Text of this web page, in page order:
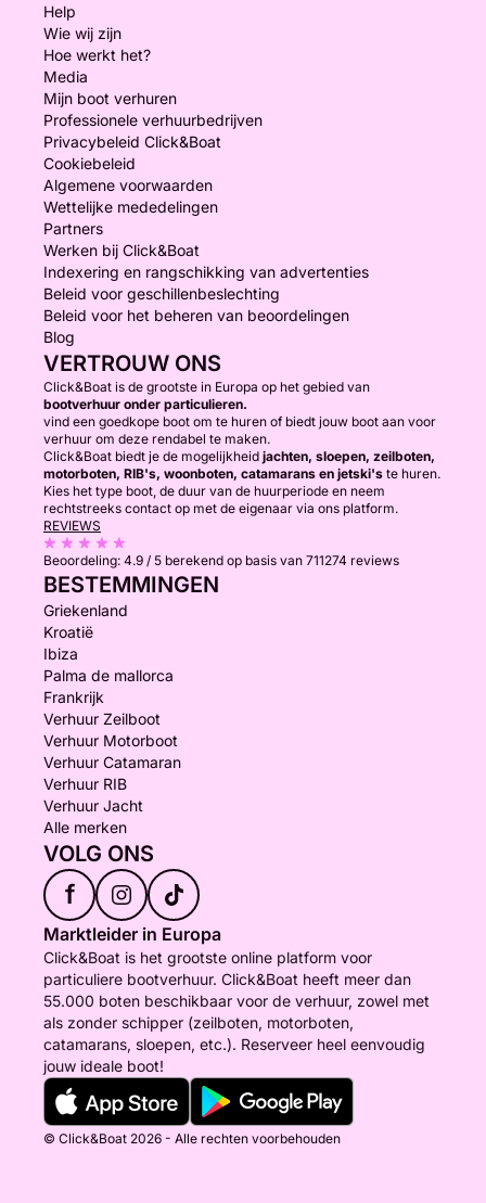
Help
Wie wij zijn
Hoe werkt het?
Media
Mijn boot verhuren
Professionele verhuurbedrijven
Privacybeleid Click&Boat
Cookiebeleid
Algemene voorwaarden
Wettelijke mededelingen
Partners
Werken bij Click&Boat
Indexering en rangschikking van advertenties
Beleid voor geschillenbeslechting
Beleid voor het beheren van beoordelingen
Blog
VERTROUW ONS
Click&Boat is de grootste in Europa op het gebied van
bootverhuur onder particulieren.
vind een goedkope boot om te huren of biedt jouw boot aan voor
verhuur om deze rendabel te maken.
Click&Boat biedt je de mogelijkheid jachten, sloepen, zeilboten,
motorboten, RIB's, woonboten, catamarans en jetski's te huren.
Kies het type boot, de duur van de huurperiode en neem
rechtstreeks contact op met de eigenaar via ons platform.
REVIEWS
Beoordeling: 4.9 / 5 berekend op basis van 711274 reviews
BESTEMMINGEN
Griekenland
Kroatië
Ibiza
Palma de mallorca
Frankrijk
Verhuur Zeilboot
Verhuur Motorboot
Verhuur Catamaran
Verhuur RIB
Verhuur Jacht
Alle merken
VOLG ONS
f
Marktleider in Europa
Click&Boat is het grootste online platform voor
particuliere bootverhuur. Click&Boat heeft meer dan
55.000 boten beschikbaar voor de verhuur, zowel met
als zonder schipper (zeilboten, motorboten,
catamarans, sloepen, etc.). Reserveer heel eenvoudig
jouw ideale boot!
© Click&Boat 2026 - Alle rechten voorbehouden